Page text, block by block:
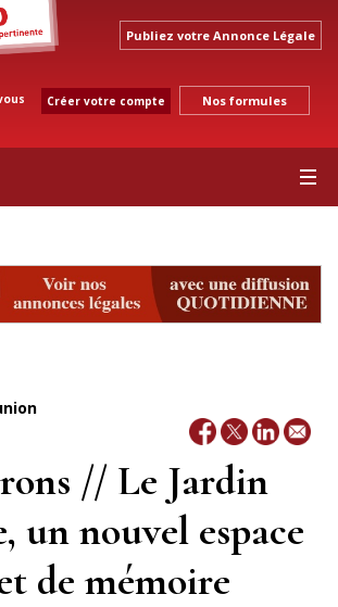
Publiez votre Annonce Légale
Créer votre compte Nos formules
// Le Jardin
un nouvel espace
de mémoire